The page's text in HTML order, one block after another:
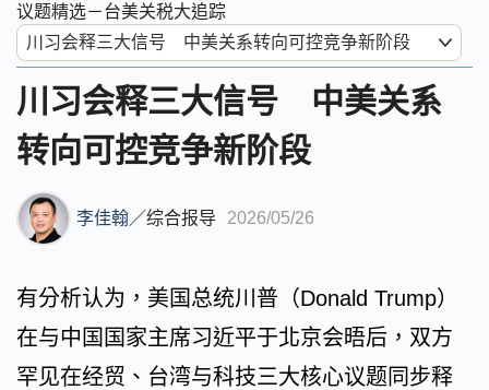
议题精选－台美关税大追踪
川习会释三大信号 中美关系
转向可控竞争新阶段
李佳翰／综合报导 2026/05/26
有分析认为，美国总统川普（Donald Trump）
在与中国国家主席习近平于北京会晤后，双方
罕见在经贸、台湾与科技三大核心议题同步释